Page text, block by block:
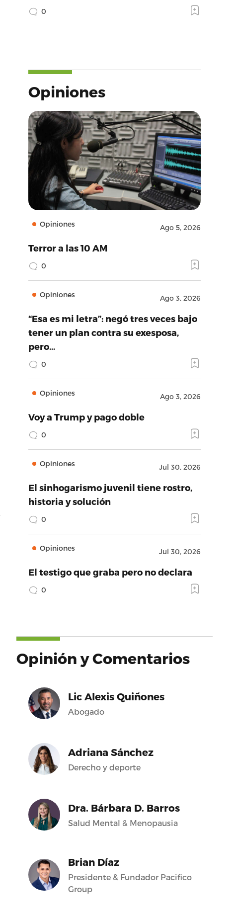
0
Opiniones
Opiniones Ago 5, 2026
Terror a las 10 AM
0
Opiniones Ago 3, 2026
“Esa es mi letra”: negó tres veces bajo
tener un plan contra su exesposa,
pero…
0
Opiniones Ago 3, 2026
Voy a Trump y pago doble
0
Opiniones Jul 30, 2026
El sinhogarismo juvenil tiene rostro,
historia y solución
0
Opiniones Jul 30, 2026
El testigo que graba pero no declara
0
Opinión y Comentarios
Lic Alexis Quiñones
Abogado
Adriana Sánchez
Derecho y deporte
Dra. Bárbara D. Barros
Salud Mental & Menopausia
Brian Díaz
Presidente & Fundador Pacifico
Group